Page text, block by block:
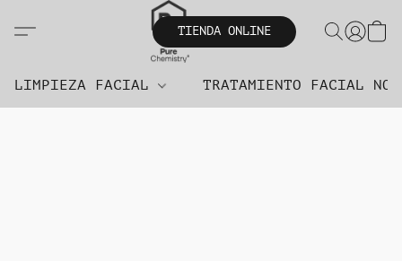
TIENDA ONLINE
LIMPIEZA FACIAL TRATAMIENTO FACIAL